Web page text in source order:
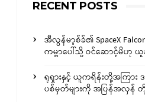
RECENT POSTS
အီလွန်မာ့စ်ခ်၏ SpaceX
ကမ္ဘာပေါ်သို့ ဝင်ဆောင့်မိဟု
ရုရှားနှင့် ယူကရိန်းတို့အကြား
ပစ်မှတ်များကို အပြန်အလှန်